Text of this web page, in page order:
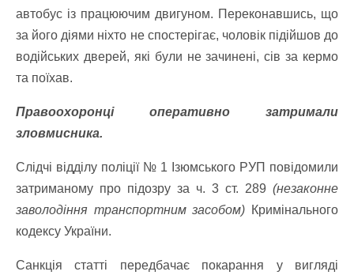
автобус із працюючим двигуном. Переконавшись, що
за його діями ніхто не спостерігає, чоловік підійшов до
водійських дверей, які були не зачинені, сів за кермо
та поїхав.
Правоохоронці оперативно затримали
зловмисника.
Слідчі відділу поліції № 1 Ізюмського РУП повідомили
затриманому про підозру за ч. 3 ст. 289 (незаконне
заволодіння транспортним засобом) Кримінального
кодексу України.
Санкція статті передбачає покарання у вигляді